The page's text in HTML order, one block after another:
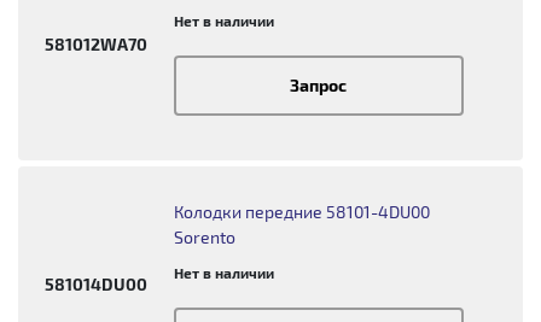
581012WA70
Нет в наличии
Запрос
581014DU00
Колодки передние 58101-4DU00
Sorento
Нет в наличии